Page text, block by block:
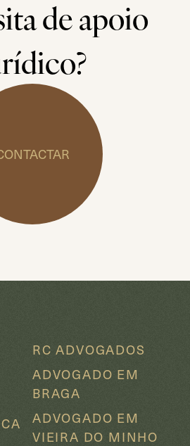
de apoio
RC ADVOGADOS
ADVOGADO EM
BRAGA
ADVOGADO EM
VIEIRA DO MINHO